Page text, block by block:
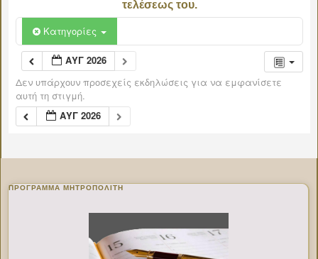
τελέσεως του.
Κατηγορίες
ΑΥΓ 2026
Δεν υπάρχουν προσεχείς εκδηλώσεις για να εμφανίσετε
αυτή τη στιγμή.
ΑΥΓ 2026
ΠΡΌΓΡΑΜΜΑ ΜΗΤΡΟΠΟΛΊΤΗ